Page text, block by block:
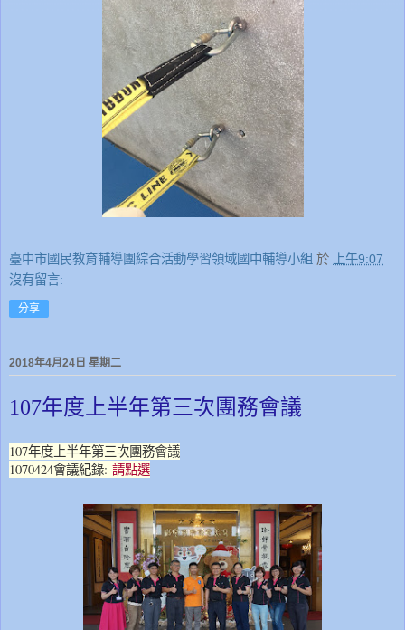
臺中市國民教育輔導團綜合活動學習領域國中輔導小組 於
上午9:07
沒有留言:
分享
2018年4月24日 星期二
107年度上半年第三次團務會議
107年度上半年第三次團務會議
1070424會議紀錄: 請點選